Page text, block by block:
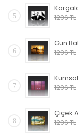
5
1296 TL
6
1296 TL
7
1296 TL
8
1296 TL